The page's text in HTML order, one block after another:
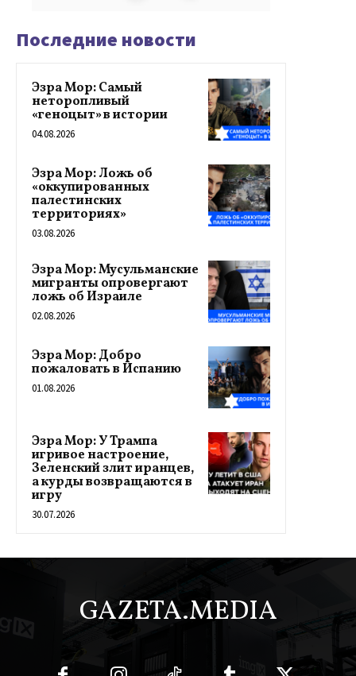
Последние новости
Эзра Мор: Самый
неторопливый
«геноцыт» в истории
04.08.2026
Эзра Мор: Ложь об
«оккупированных
палестинских
территориях»
03.08.2026
Эзра Мор: Мусульманские
мигранты опровергают
ложь об Израиле
02.08.2026
Эзра Мор: Добро
пожаловать в Испанию
01.08.2026
Эзра Мор: У Трампа
игривое настроение,
Зеленский злит иранцев,
а курды возвращаются в
игру
30.07.2026
GAZETA.MEDIA